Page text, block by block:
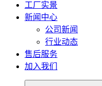
工厂实景
新闻中心
公司新闻
行业动态
售后服务
加入我们